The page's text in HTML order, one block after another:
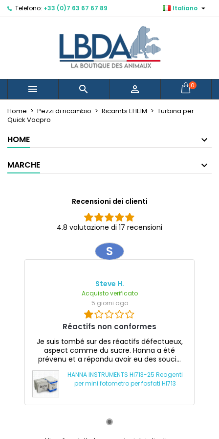
Telefono: +33 (0)7 63 67 67 89 Italiano 
   0
Home Pezzi di ricambio Ricambi EHEIM
Turbina per
Quick Vacpro
HOME
MARCHE
Recensioni dei clienti
4.8 valutazione di 17 recensioni
S
Steve H.
Acquisto verificato
5 giorni ago
Réactifs non conformes
Je suis tombé sur des réactifs défectueux,
aspect comme du sucre. Hanna a été
prévenu et a répondu avoir eu des souci...
HANNA INSTRUMENTS HI713-25 Reagenti
per mini fotometro per fosfati HI713
Mes listes d'envies ×
Créer une nouvelle liste
Crea lista dei desideri ×
Nome lista dei desideri
Annulla Crea lista dei desideri
Accedi ×
Devi avere effettuato l'accesso per salvare dei
prodotti nella tua lista dei desideri.
Annulla Accedi